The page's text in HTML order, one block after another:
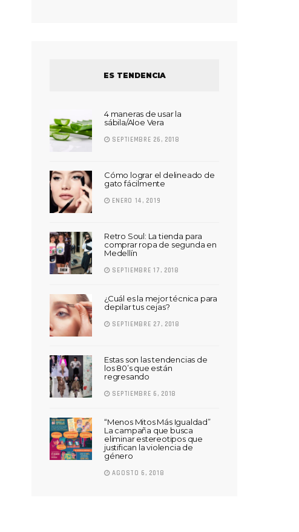
ES TENDENCIA
4 maneras de usar la
sábila/Aloe Vera
SEPTIEMBRE 26, 2018
Cómo lograr el delineado de
gato fácilmente
ENERO 14, 2019
Retro Soul: La tienda para
comprar ropa de segunda en
Medellín
SEPTIEMBRE 17, 2018
¿Cuál es la mejor técnica para
depilar tus cejas?
SEPTIEMBRE 27, 2018
Estas son las tendencias de
los 80’s que están
regresando
SEPTIEMBRE 6, 2018
“Menos Mitos Más Igualdad”
La campaña que busca
eliminar estereotipos que
justifican la violencia de
género
AGOSTO 6, 2018